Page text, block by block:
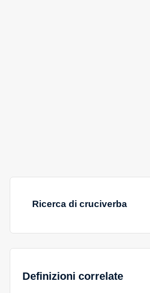
Ricerca di cruciverba
Definizioni correlate